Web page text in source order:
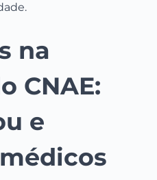
na
CNAE:
e